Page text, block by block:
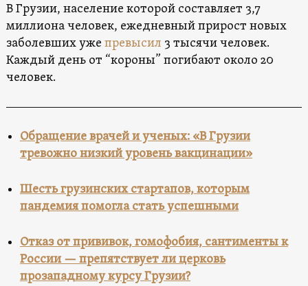
В Грузии, население которой составляет 3,7
миллиона человек, ежедневный прирост новых
заболевших уже превысил 3 тысячи человек.
Каждый день от “короны” погибают около 20
человек.
Обращение врачей и ученых: «В Грузии
тревожно низкий уровень вакцинации»
Шесть грузинских стартапов, которым
пандемия помогла стать успешными
Отказ от прививок, гомофобия, сантименты к
России — препятствует ли церковь
прозападному курсу Грузии?